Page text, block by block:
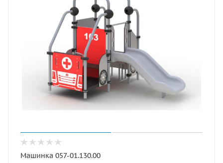
Машинка 057-01.130.00